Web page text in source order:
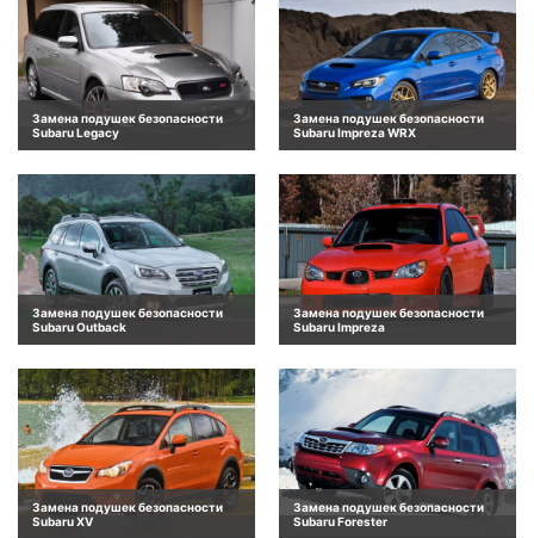
Замена подушек безопасности
Subaru Legacy
Замена подушек безопасности
Subaru Impreza WRX
Замена подушек безопасности
Subaru Outback
Замена подушек безопасности
Subaru Impreza
Замена подушек безопасности
Subaru XV
Замена подушек безопасности
Subaru Forester